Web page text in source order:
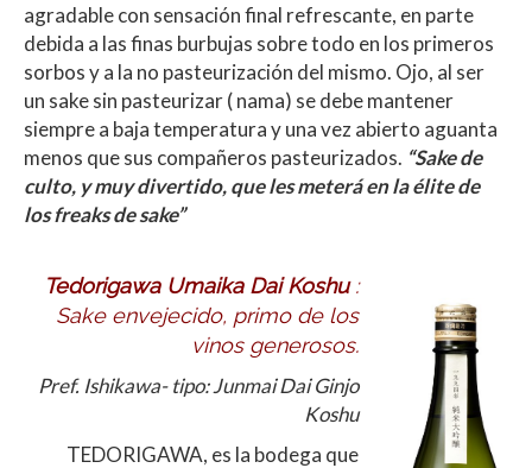
agradable con sensación final refrescante, en parte
debida a las finas burbujas sobre todo en los primeros
sorbos y a la no pasteurización del mismo. Ojo, al ser
un sake sin pasteurizar ( nama) se debe mantener
siempre a baja temperatura y una vez abierto aguanta
menos que sus compañeros pasteurizados. “Sake de
culto, y muy divertido, que les meterá en la élite de
los freaks de sake”
Tedorigawa Umaika Dai Koshu:
Sake envejecido, primo de los
vinos generosos.
Pref. Ishikawa- tipo: Junmai Dai Ginjo
Koshu
TEDORIGAWA, es la bodega que